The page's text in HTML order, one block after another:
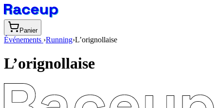
Panier
Événements ›Running›L’orignollaise
L’orignollaise